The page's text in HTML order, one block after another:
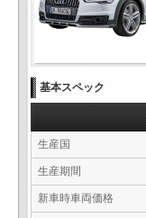
基本スペック
生産国
生産期間
新車時車両価格